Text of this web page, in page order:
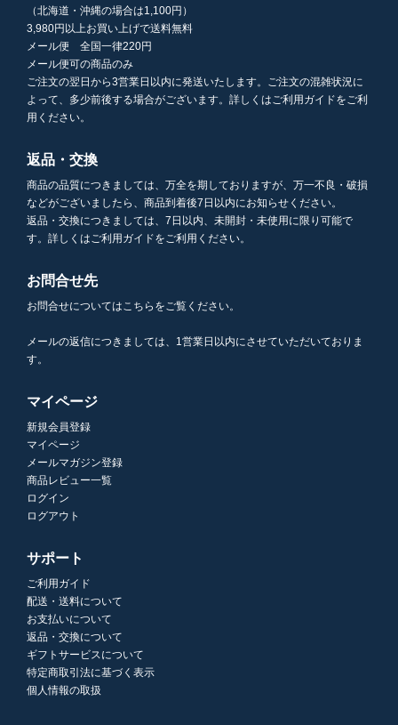
（北海道・沖縄の場合は1,100円）
3,980円以上お買い上げで送料無料
メール便 全国一律220円
メール便可の商品のみ
ご注文の翌日から3営業日以内に発送いたします。ご注文の混雑状況に
よって、多少前後する場合がございます。詳しくはご利用ガイドをご利
用ください。
返品・交換
商品の品質につきましては、万全を期しておりますが、万一不良・破損
などがございましたら、商品到着後7日以内にお知らせください。
返品・交換につきましては、7日以内、未開封・未使用に限り可能で
す。詳しくはご利用ガイドをご利用ください。
お問合せ先
お問合せについてはこちらをご覧ください。
メールの返信につきましては、1営業日以内にさせていただいておりま
す。
マイページ
新規会員登録
マイページ
メールマガジン登録
商品レビュー一覧
ログイン
ログアウト
サポート
ご利用ガイド
配送・送料について
お支払いについて
返品・交換について
ギフトサービスについて
特定商取引法に基づく表示
個人情報の取扱